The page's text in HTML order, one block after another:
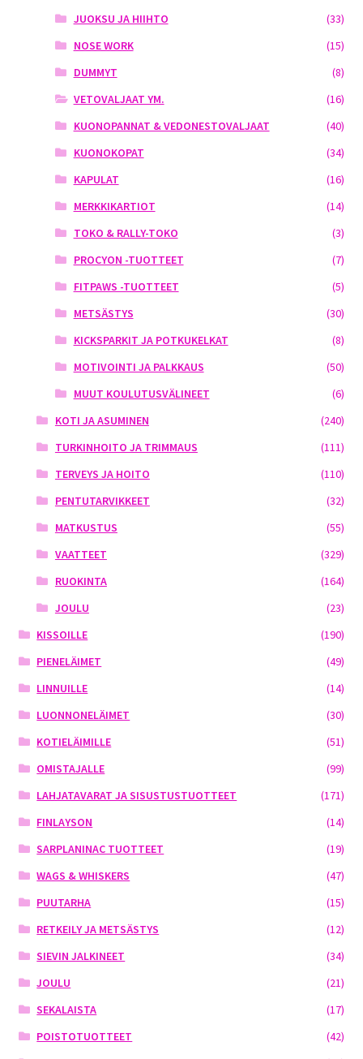
JUOKSU JA HIIHTO
(33)
NOSE WORK
(15)
DUMMYT
(8)
VETOVALJAAT YM.
(16)
KUONOPANNAT & VEDONESTOVALJAAT
(40)
KUONOKOPAT
(34)
KAPULAT
(16)
MERKKIKARTIOT
(14)
TOKO & RALLY-TOKO
(3)
PROCYON -TUOTTEET
(7)
FITPAWS -TUOTTEET
(5)
METSÄSTYS
(30)
KICKSPARKIT JA POTKUKELKAT
(8)
MOTIVOINTI JA PALKKAUS
(50)
MUUT KOULUTUSVÄLINEET
(6)
KOTI JA ASUMINEN
(240)
TURKINHOITO JA TRIMMAUS
(111)
TERVEYS JA HOITO
(110)
PENTUTARVIKKEET
(32)
MATKUSTUS
(55)
VAATTEET
(329)
RUOKINTA
(164)
JOULU
(23)
KISSOILLE
(190)
PIENELÄIMET
(49)
LINNUILLE
(14)
LUONNONELÄIMET
(30)
KOTIELÄIMILLE
(51)
OMISTAJALLE
(99)
LAHJATAVARAT JA SISUSTUSTUOTTEET
(171)
FINLAYSON
(14)
SARPLANINAC TUOTTEET
(19)
WAGS & WHISKERS
(47)
PUUTARHA
(15)
RETKEILY JA METSÄSTYS
(12)
SIEVIN JALKINEET
(34)
JOULU
(21)
SEKALAISTA
(17)
POISTOTUOTTEET
(42)